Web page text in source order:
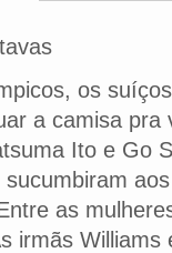
os
a camisa pra
Ito e Go
as
irmãs Williams